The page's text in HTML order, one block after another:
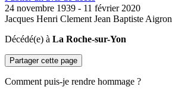
24 novembre 1939 - 11 février 2020
Jacques Henri Clement Jean Baptiste Aigron
Décédé(e) à La Roche-sur-Yon
Partager cette page
Comment puis-je rendre hommage ?